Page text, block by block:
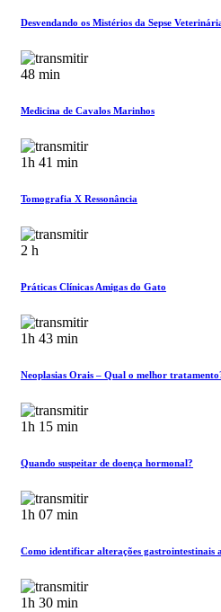
Desvendando os Mistérios da Sepse
48 min
Medicina de Cavalos Marinhos
1h 41 min
Tomografia X Ressonância
2 h
Práticas Clínicas Amigas do Gato
1h 43 min
Neoplasias Orais – Qual o melhor
1h 15 min
Quando suspeitar de doença hormonal?
1h 07 min
Como identificar alterações gastrointestinais
1h 30 min